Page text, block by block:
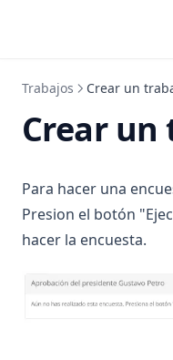
Trabajos Crear un
Crear
Para hacer una
Presion el botón
hacer la encuesta.